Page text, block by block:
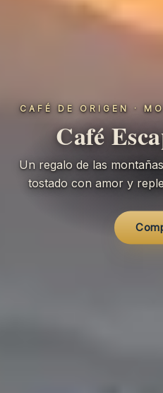
CAFÉ DE ORIGEN ·
Café
Un regalo de las
tostado con amor y